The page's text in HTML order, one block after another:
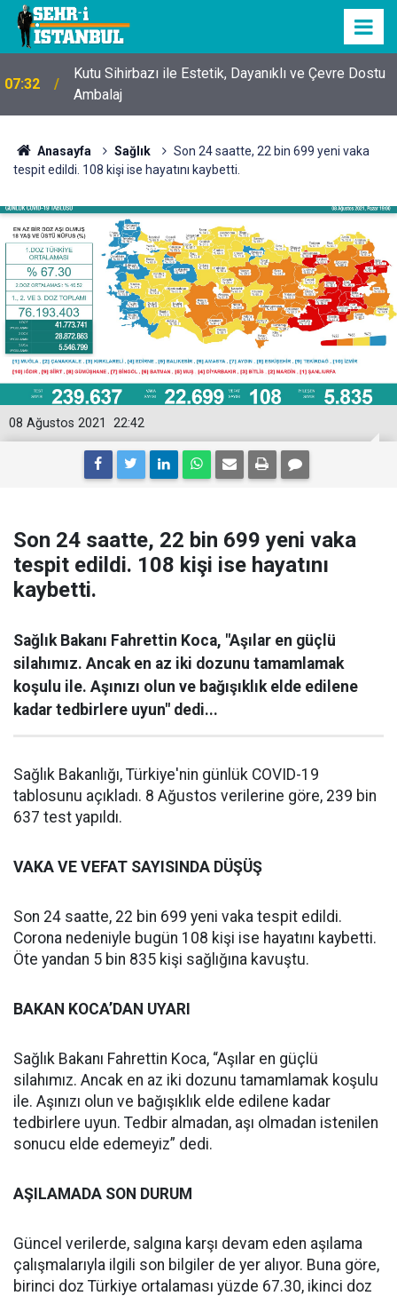
07:32
Kutu Sihirbazı ile Estetik, Dayanıklı ve Çevre Dostu
Ambalaj
Anasayfa Sağlık
Son 24 saatte, 22 bin 699 yeni vaka
tespit edildi. 108 kişi ise hayatını kaybetti.
22:42
08 Ağustos 2021
Son 24 saatte, 22 bin 699 yeni vaka
tespit edildi. 108 kişi ise hayatını
kaybetti.
Sağlık Bakanı Fahrettin Koca, "Aşılar en güçlü
silahımız. Ancak en az iki dozunu tamamlamak
koşulu ile. Aşınızı olun ve bağışıklık elde edilene
kadar tedbirlere uyun" dedi...
Sağlık Bakanlığı, Türkiye'nin günlük COVID-19
tablosunu açıkladı. 8 Ağustos verilerine göre, 239 bin
637 test yapıldı.
VAKA VE VEFAT SAYISINDA DÜŞÜŞ
Son 24 saatte, 22 bin 699 yeni vaka tespit edildi.
Corona nedeniyle bugün 108 kişi ise hayatını kaybetti.
Öte yandan 5 bin 835 kişi sağlığına kavuştu.
BAKAN KOCA’DAN UYARI
Sağlık Bakanı Fahrettin Koca, “Aşılar en güçlü
silahımız. Ancak en az iki dozunu tamamlamak koşulu
ile. Aşınızı olun ve bağışıklık elde edilene kadar
tedbirlere uyun. Tedbir almadan, aşı olmadan istenilen
sonucu elde edemeyiz” dedi.
AŞILAMADA SON DURUM
Güncel verilerde, salgına karşı devam eden aşılama
çalışmalarıyla ilgili son bilgiler de yer alıyor. Buna göre,
birinci doz Türkiye ortalaması yüzde 67.30, ikinci doz